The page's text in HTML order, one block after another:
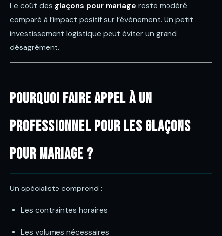
Le coût des glaçons pour mariage reste modéré
comparé à l’impact positif sur l’événement. Un petit
investissement logistique peut éviter un grand
désagrément.
Pourquoi faire appel à un
professionnel pour les glaçons
pour mariage ?
Un spécialiste comprend :
Les contraintes horaires
Les volumes nécessaires